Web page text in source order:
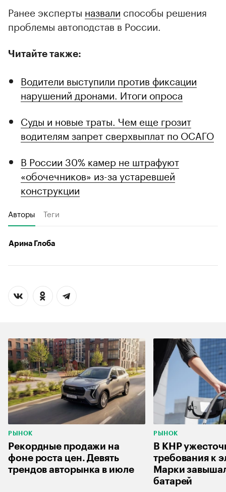
Ранее эксперты назвали способы решения
проблемы автоподстав в России.
Читайте также:
Водители выступили против фиксации
нарушений дронами. Итоги опроса
Суды и новые траты. Чем еще грозит
водителям запрет сверхвыплат по ОСАГО
В России 30% камер не штрафуют
«обочечников» из-за устаревшей
конструкции
Авторы Теги
Арина Глоба
РЫНОК
Рекордные продажи на
фоне роста цен. Девять
трендов авторынка в июле
РЫНОК
В КНР
требования к
Марки
батарей